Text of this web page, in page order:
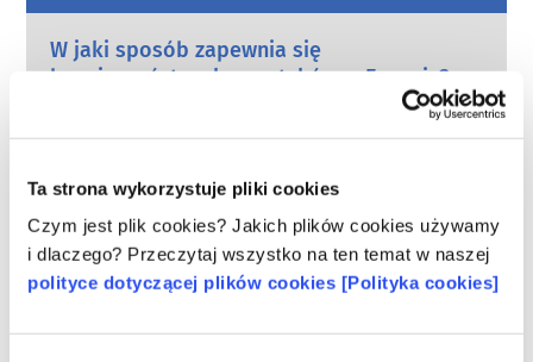
Ta strona wykorzystuje pliki cookies
Czym jest plik cookies? Jakich plików cookies używamy
i dlaczego? Przeczytaj wszystko na ten temat w naszej
polityce dotyczącej plików cookies [Polityka cookies]
W jaki sposób zapewnia się
bezpieczeństwo kosmetyków w Europie?
oraz krajowe i europejskie organy regulacyjne
bezpieczeństwo produktów kosmetycznych.
czytaj więcej
Co należy wiedzieć o substancjach
zaburzających gospodarkę hormonalną
(ED)?
kosmetykach przypisuje się, że są